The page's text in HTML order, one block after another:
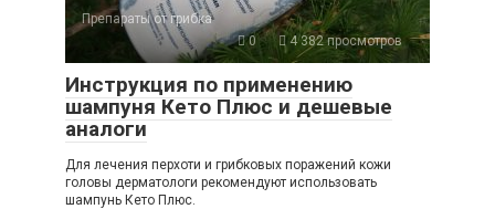
Препараты от грибка
0
4 382 просмотров
Инструкция по применению
шампуня Кето Плюс и дешевые
аналоги
Для лечения перхоти и грибковых поражений кожи
головы дерматологи рекомендуют использовать
шампунь Кето Плюс.